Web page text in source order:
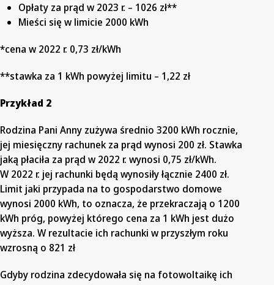
Opłaty za prąd w 2023 r. – 1026 zł**
Mieści się w limicie 2000 kWh
*cena w 2022 r. 0,73 zł/kWh
**stawka za 1 kWh powyżej limitu – 1,22 zł
Przykład 2
Rodzina Pani Anny zużywa średnio 3200 kWh rocznie,
jej miesięczny rachunek za prąd wynosi 200 zł. Stawka
jaką płaciła za prąd w 2022 r. wynosi 0,75 zł/kWh.
W 2022 r. jej rachunki będą wynosiły łącznie 2400 zł.
Limit jaki przypada na to gospodarstwo domowe
wynosi 2000 kWh, to oznacza, że przekraczają o 1200
kWh próg, powyżej którego cena za 1 kWh jest dużo
wyższa. W rezultacie ich rachunki w przyszłym roku
wzrosną o 821 zł
Gdyby rodzina zdecydowała się na fotowoltaikę ich